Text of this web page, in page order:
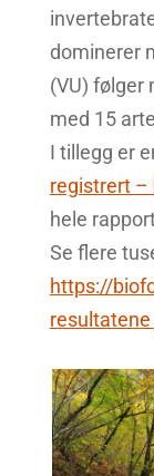
dominerer
(VU) følger
med 15
I tillegg er
registrert –
hele
Se flere
https://